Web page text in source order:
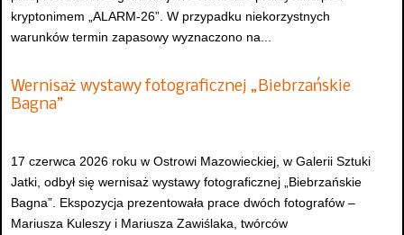
kryptonimem „ALARM-26”. W przypadku niekorzystnych
warunków termin zapasowy wyznaczono na...
Wernisaż wystawy fotograficznej „Biebrzańskie
Bagna”
17 czerwca 2026 roku w Ostrowi Mazowieckiej, w Galerii Sztuki
Jatki, odbył się wernisaż wystawy fotograficznej „Biebrzańskie
Bagna”. Ekspozycja prezentowała prace dwóch fotografów –
Mariusza Kuleszy i Mariusza Zawiślaka, twórców